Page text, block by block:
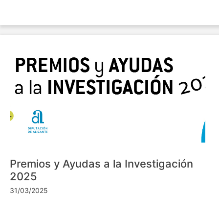
Premios y Ayudas a la Investigación
2025
31/03/2025